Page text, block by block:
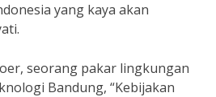
yang kaya akan
seorang pakar lingkungan
Bandung, “Kebijakan